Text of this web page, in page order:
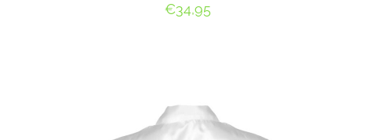
€34,95